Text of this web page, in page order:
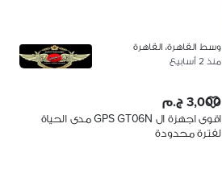
وسط القاهرة، القاهرة
منذ 2 أسابيع
3,000 ج.م
اقوى اجهزة ال GPS GT06N مدى الحياة
لفترة محدودة